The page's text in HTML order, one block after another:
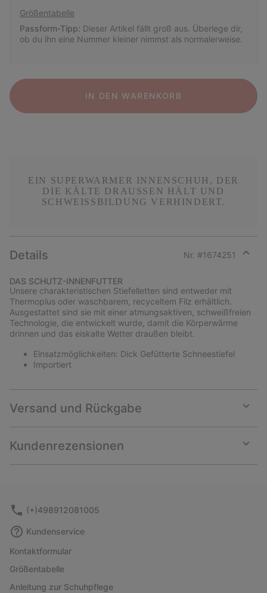
Größentabelle
Passform-Tipp: Dieser Artikel fällt groß aus. Überlege dir,
ob du ihn eine Nummer kleiner nimmst als normalerweise.
IN DEN WARENKORB
EIN SUPERWARMER INNENSCHUH, DER
DIE KÄLTE DRAUSSEN HÄLT UND S
CHWEISSBILDUNG VERHINDERT.
Details Nr. #1674251
DAS SCHUTZ-INNENFUTTER
Unsere charakteristischen Stiefelletten sind entweder mit
Thermoplus oder waschbarem, recyceltem Filz erhältlich.
Ausgestattet sind sie mit einer atmungsaktiven, schweißfreien
Technologie, die entwickelt wurde, damit die Körperwärme
drinnen und das eiskalte Wetter draußen bleibt.
Einsatzmöglichkeiten: Dick Gefütterte Schneestiefel
Importiert
Versand und Rückgabe
or
Kundenrezensionen
or
(+)498912081005
Kundenservice
Kontaktformular
Größentabelle
Anleitung zur Schuhpflege